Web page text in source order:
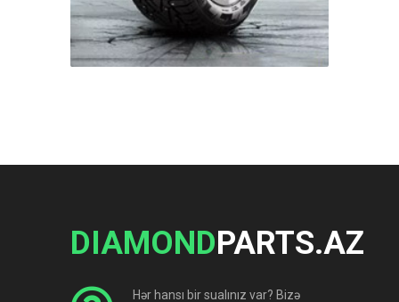
DIAMONDPARTS.AZ
Hər hansı bir sualınız var? Bizə